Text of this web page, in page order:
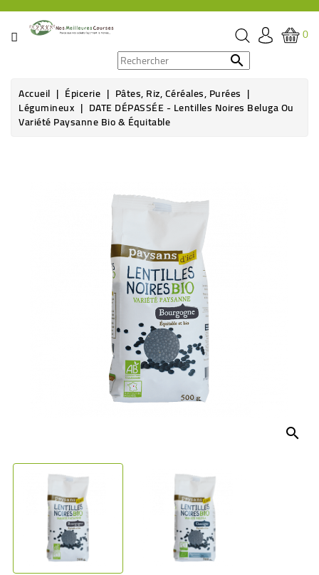
CATÉGORIE
ÉPICERIE
0

Accueil Épicerie Pâtes, Riz, Céréales, Purées
Légumineux DATE DÉPASSÉE - Lentilles Noires Beluga Ou
Variété Paysanne Bio & Équitable
search